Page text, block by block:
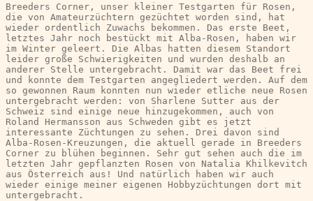
Breeders Corner, unser kleiner Testgarten für Rosen,
die von Amateurzüchtern gezüchtet worden sind, hat
wieder ordentlich Zuwachs bekommen. Das erste Beet,
letztes Jahr noch bestückt mit Alba-Rosen, haben wir
im Winter geleert. Die Albas hatten diesem Standort
leider große Schwierigkeiten und wurden deshalb an
anderer Stelle untergebracht. Damit war das Beet frei
und konnte dem Testgarten angegliedert werden. Auf dem
so gewonnen Raum konnten nun wieder etliche neue Rosen
untergebracht werden: von Sharlene Sutter aus der
Schweiz sind einige neue hinzugekommen, auch von
Roland Hermansson aus Schweden gibt es jetzt
interessante Züchtungen zu sehen. Drei davon sind
Alba-Rosen-Kreuzungen, die aktuell gerade in Breeders
Corner zu blühen beginnen. Sehr gut sehen auch die im
letzten Jahr gepflanzten Rosen von Natalia Khilkevitch
aus Österreich aus! Und natürlich haben wir auch
wieder einige meiner eigenen Hobbyzüchtungen dort mit
untergebracht.